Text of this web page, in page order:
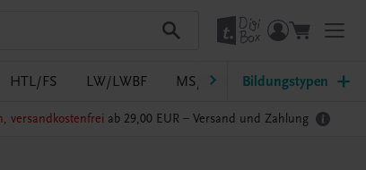
HTL/FS LW/LWBF MS/ASO Pflege PTS
Bildungstypen
versandkostenfrei ab 29,00 EUR – Versand und Zahlung